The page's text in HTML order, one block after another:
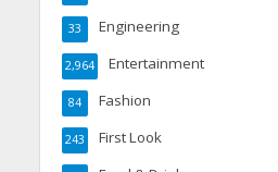
Engineering
33
Entertainment
2,964
Fashion
84
First Look
243